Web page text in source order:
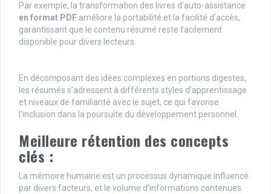
Par exemple, la transformation des livres d’auto-assistance
en format PDF améliore la portabilité et la facilité d’accès,
garantissant que le contenu résumé reste facilement
disponible pour divers lecteurs.
En décomposant des idées complexes en portions digestes,
les résumés s’adressent à différents styles d’apprentissage
et niveaux de familiarité avec le sujet, ce qui favorise
l’inclusion dans la poursuite du développement personnel.
Meilleure rétention des concepts
clés :
La mémoire humaine est un processus dynamique influencé
par divers facteurs, et le volume d’informations contenues